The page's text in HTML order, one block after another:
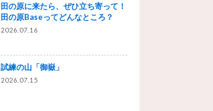
田の原に来たら、ぜひ立ち寄って！
田の原Baseってどんなところ？
2026.07.16
試練の山「御嶽」
2026.07.15